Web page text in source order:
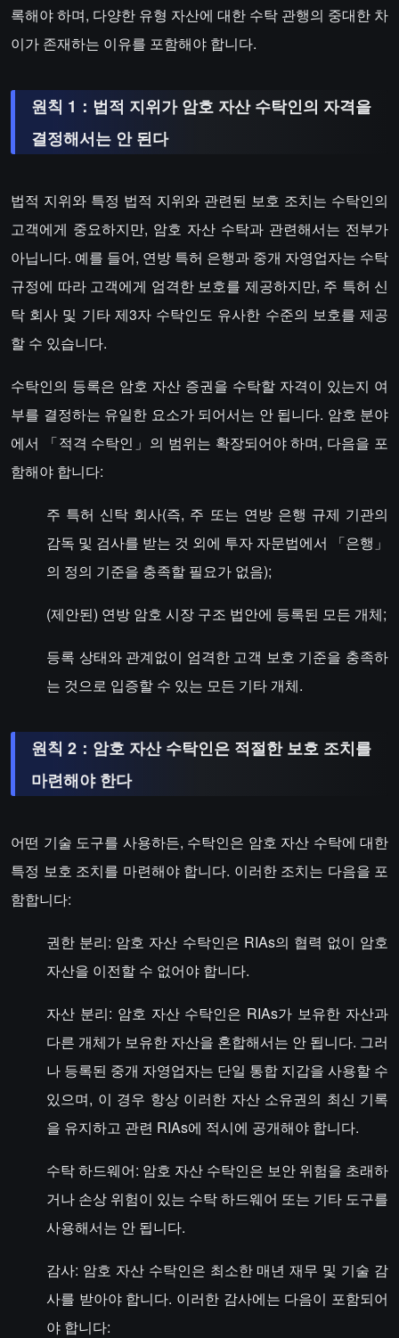
록해야 하며, 다양한 유형 자산에 대한 수탁 관행의 중대한 차
이가 존재하는 이유를 포함해야 합니다.
원칙 1：법적 지위가 암호 자산 수탁인의 자격을
결정해서는 안 된다
법적 지위와 특정 법적 지위와 관련된 보호 조치는 수탁인의
고객에게 중요하지만, 암호 자산 수탁과 관련해서는 전부가
아닙니다. 예를 들어, 연방 특허 은행과 중개 자영업자는 수탁
규정에 따라 고객에게 엄격한 보호를 제공하지만, 주 특허 신
탁 회사 및 기타 제3자 수탁인도 유사한 수준의 보호를 제공
할 수 있습니다.
수탁인의 등록은 암호 자산 증권을 수탁할 자격이 있는지 여
부를 결정하는 유일한 요소가 되어서는 안 됩니다. 암호 분야
에서 「적격 수탁인」의 범위는 확장되어야 하며, 다음을 포
함해야 합니다:
주 특허 신탁 회사(즉, 주 또는 연방 은행 규제 기관의
감독 및 검사를 받는 것 외에 투자 자문법에서 「은행」
의 정의 기준을 충족할 필요가 없음);
(제안된) 연방 암호 시장 구조 법안에 등록된 모든 개체;
등록 상태와 관계없이 엄격한 고객 보호 기준을 충족하
는 것으로 입증할 수 있는 모든 기타 개체.
원칙 2：암호 자산 수탁인은 적절한 보호 조치를
마련해야 한다
어떤 기술 도구를 사용하든, 수탁인은 암호 자산 수탁에 대한
특정 보호 조치를 마련해야 합니다. 이러한 조치는 다음을 포
함합니다:
권한 분리: 암호 자산 수탁인은 RIAs의 협력 없이 암호
자산을 이전할 수 없어야 합니다.
자산 분리: 암호 자산 수탁인은 RIAs가 보유한 자산과
다른 개체가 보유한 자산을 혼합해서는 안 됩니다. 그러
나 등록된 중개 자영업자는 단일 통합 지갑을 사용할 수
있으며, 이 경우 항상 이러한 자산 소유권의 최신 기록
을 유지하고 관련 RIAs에 적시에 공개해야 합니다.
수탁 하드웨어: 암호 자산 수탁인은 보안 위험을 초래하
거나 손상 위험이 있는 수탁 하드웨어 또는 기타 도구를
사용해서는 안 됩니다.
감사: 암호 자산 수탁인은 최소한 매년 재무 및 기술 감
사를 받아야 합니다. 이러한 감사에는 다음이 포함되어
야 합니다: